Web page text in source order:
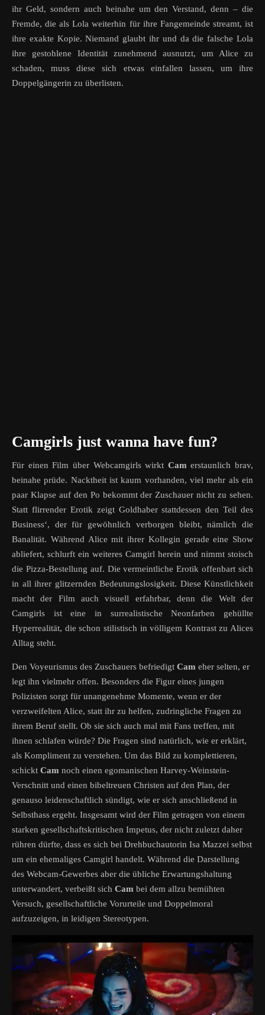
ihr Geld, sondern auch beinahe um den Verstand, denn – die
Fremde, die als Lola weiterhin für ihre Fangemeinde streamt, ist
ihre exakte Kopie. Niemand glaubt ihr und da die falsche Lola
ihre gestohlene Identität zunehmend ausnutzt, um Alice zu
schaden, muss diese sich etwas einfallen lassen, um ihre
Doppelgängerin zu überlisten.
Camgirls just wanna have fun?
Für einen Film über Webcamgirls wirkt Camerstaunlich brav,
beinahe prüde. Nacktheit ist kaum vorhanden, viel mehr als ein
paar Klapse auf den Po bekommt der Zuschauer nicht zu sehen.
Statt flirrender Erotik zeigt Goldhaber stattdessen den Teil des
Business‘, der für gewöhnlich verborgen bleibt, nämlich die
Banalität. Während Alice mit ihrer Kollegin gerade eine Show
abliefert, schlurft ein weiteres Camgirl herein und nimmt stoisch
die Pizza-Bestellung auf. Die vermeintliche Erotik offenbart sich
in all ihrer glitzernden Bedeutungslosigkeit. Diese Künstlichkeit
macht der Film auch visuell erfahrbar, denn die Welt der
Camgirls ist eine in surrealistische Neonfarben gehüllte
Hyperrealität, die schon stilistisch in völligem Kontrast zu Alices
Alltag steht.
Den Voyeurismus des Zuschauers befriedigt Cam eher selten, er
legt ihn vielmehr offen. Besonders die Figur eines jungen
Polizisten sorgt für unangenehme Momente, wenn er der
verzweifelten Alice, statt ihr zu helfen, zudringliche Fragen zu
ihrem Beruf stellt. Ob sie sich auch mal mit Fans treffen, mit
ihnen schlafen würde? Die Fragen sind natürlich, wie er erklärt,
als Kompliment zu verstehen. Um das Bild zu komplettieren,
schickt Cam noch einen egomanischen Harvey-Weinstein-
Verschnitt und einen bibeltreuen Christen auf den Plan, der
genauso leidenschaftlich sündigt, wie er sich anschließend in
Selbsthass ergeht. Insgesamt wird der Film getragen von einem
starken gesellschaftskritischen Impetus, der nicht zuletzt daher
rühren dürfte, dass es sich bei Drehbuchautorin Isa Mazzei selbst
um ein ehemaliges Camgirl handelt. Während die Darstellung
des Webcam-Gewerbes aber die übliche Erwartungshaltung
unterwandert, verbeißt sich Cam bei dem allzu bemühten
Versuch, gesellschaftliche Vorurteile und Doppelmoral
aufzuzeigen, in leidigen Stereotypen.